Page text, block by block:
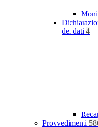
dei dati 4
Provvedimenti